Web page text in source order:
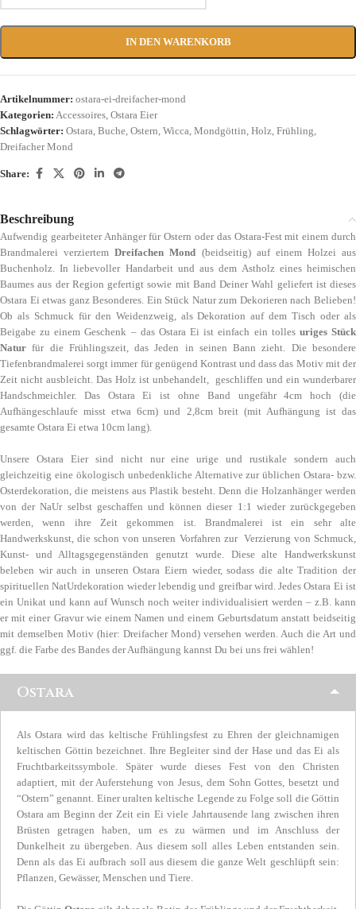
IN DEN WARENKORB
Artikelnummer: ostara-ei-dreifacher-mond
Kategorien: Accessoires, Ostara Eier
Schlagwörter: Ostara, Buche, Ostern, Wicca, Mondgöttin, Holz, Frühling,
Dreifacher Mond
Share:
Beschreibung
Aufwendig gearbeiteter Anhänger für Ostern oder das Ostara-Fest mit einem durch
Brandmalerei verziertemDreifachen Mond (beidseitig) auf einem Holzei aus
Buchenholz. In liebevoller Handarbeit und aus dem Astholz eines heimischen
Baumes aus der Region gefertigt sowie mit Band Deiner Wahl geliefert ist dieses
Ostara Ei etwas ganz Besonderes. Ein Stück Natur zum Dekorieren nach Belieben!
Ob als Schmuck für den Weidenzweig, als Dekoration auf dem Tisch oder als
Beigabe zu einem Geschenk – das Ostara Ei ist einfach ein tolles uriges Stück
Natur für die Frühlingszeit, das Jeden in seinen Bann zieht. Die besondere
Tiefenbrandmalerei sorgt immer für genügend Kontrast und dass das Motiv mit der
Zeit nicht ausbleicht. Das Holz ist unbehandelt, geschliffen und ein wunderbarer
Handschmeichler. Das Ostara Ei ist ohne Band ungefähr 4cm hoch (die
Aufhängeschlaufe misst etwa 6cm) und 2,8cm breit (mit Aufhängung ist das
gesamte Ostara Ei etwa 10cm lang).
Unsere Ostara Eier sind nicht nur eine urige und rustikale sondern auch
gleichzeitig eine ökologisch unbedenkliche Alternative zur üblichen Ostara- bzw.
Osterdekoration, die meistens aus Plastik besteht. Denn die Holzanhänger werden
von der NaUr selbst geschaffen und können dieser 1:1 wieder zurückgegeben
werden, wenn ihre Zeit gekommen ist. Brandmalerei ist ein sehr alte
Handwerkskunst, die schon von unseren Vorfahren zur Verzierung von Schmuck,
Kunst- und Alltagsgegenständen genutzt wurde. Diese alte Handwerkskunst
beleben wir auch in unseren Ostara Eiern wieder, sodass die alte Tradition der
spirituellen NatUrdekoration wieder lebendig und greifbar wird. Jedes Ostara Ei ist
ein Unikat und kann auf Wunsch noch weiter individualisiert werden – z.B. kann
er mit einer Gravur wie einem Namen und einem Geburtsdatum anstatt beidseitig
mit demselben Motiv (hier: Dreifacher Mond) versehen werden. Auch die Art und
ggf. die Farbe des Bandes der Aufhängung kannst Du bei uns frei wählen!
Ostara
Als Ostara wird das keltische Frühlingsfest zu Ehren der gleichnamigen
keltischen Göttin bezeichnet. Ihre Begleiter sind der Hase und das Ei als
Fruchtbarkeitssymbole. Später wurde dieses Fest von den Christen
adaptiert, mit der Auferstehung von Jesus, dem Sohn Gottes, besetzt und
“Ostern” genannt. Einer uralten keltische Legende zu Folge soll die Göttin
Ostara am Beginn der Zeit ein Ei viele Jahrtausende lang zwischen ihren
Brüsten getragen haben, um es zu wärmen und im Anschluss der
Dunkelheit zu übergeben. Aus diesem soll alles Leben entstanden sein.
Denn als das Ei aufbrach soll aus diesem die ganze Welt geschlüpft sein:
Pflanzen, Gewässer, Menschen und Tiere.